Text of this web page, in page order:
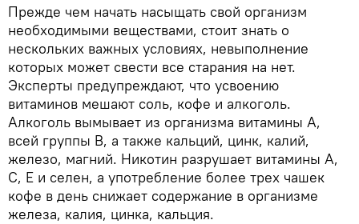
Прежде чем начать насыщать свой организм
необходимыми веществами, стоит знать о
нескольких важных условиях, невыполнение
которых может свести все старания на нет.
Эксперты предупреждают, что усвоению
витаминов мешают соль, кофе и алкоголь.
Алкоголь вымывает из организма витамины А,
всей группы В, а также кальций, цинк, калий,
железо, магний. Никотин разрушает витамины А,
С, Е и селен, а употребление более трех чашек
кофе в день снижает содержание в организме
железа, калия, цинка, кальция.